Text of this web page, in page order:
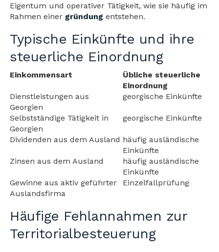
Eigentum und operativer Tätigkeit, wie sie häufig im
Rahmen einer gründung entstehen.
Typische Einkünfte und ihre
steuerliche Einordnung
Einkommensart
Übliche steuerliche
Einordnung
Dienstleistungen aus
Georgien
georgische Einkünfte
Selbstständige Tätigkeit in
Georgien
georgische Einkünfte
Dividenden aus dem Ausland häufig ausländische
Einkünfte
Zinsen aus dem Ausland
häufig ausländische
Einkünfte
Gewinne aus aktiv geführter
Auslandsfirma
Einzelfallprüfung
Häufige Fehlannahmen zur
Territorialbesteuerung